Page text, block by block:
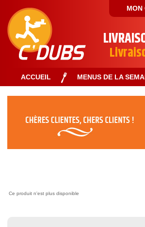
MON
ACCUEIL MENUS DE LA
Ce produit n'est plus disponible